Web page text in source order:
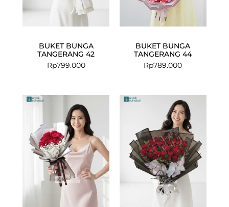
BUKET BUNGA
TANGERANG 42
Rp799.000
BUKET BUNGA
TANGERANG 44
Rp789.000